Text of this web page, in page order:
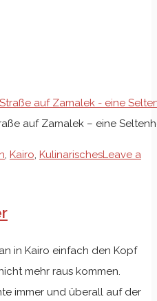
auf Zamalek – eine
, Kairo, KulinarischesLeave a
in Kairo einfach den Kopf
mehr raus kommen.
immer und überall auf der